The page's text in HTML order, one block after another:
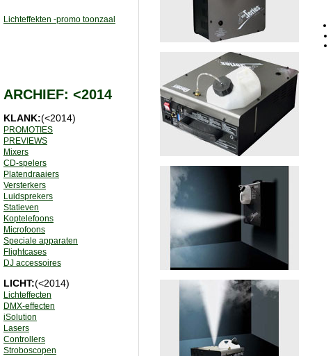
Lichteffekten -promo toonzaal
ARCHIEF: <2014
KLANK:(<2014)
PROMOTIES
PREVIEWS
Mixers
CD-spelers
Platendraaiers
Versterkers
Luidsprekers
Statieven
Koptelefoons
Microfoons
Speciale apparaten
Flightcases
DJ accessoires
LICHT:(<2014)
Lichteffecten
DMX-effecten
iSolution
Lasers
Controllers
Stroboscopen